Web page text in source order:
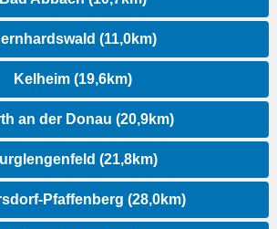
(11,0km)
Kelheim (19,6km)
an der Donau (20,9km)
(21,8km)
Pfaffenberg (28,0km)